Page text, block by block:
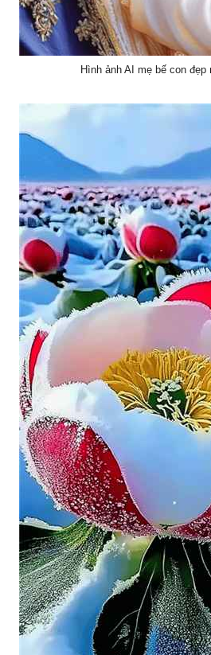
Hình ảnh AI mẹ bế con đẹp